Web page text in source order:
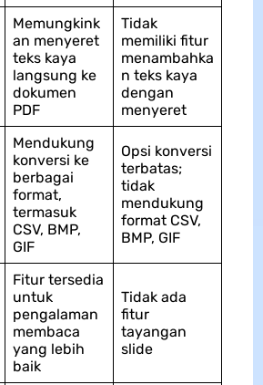
Memungkink
an menyeret
teks kaya
langsung ke
dokumen
PDF
Tidak
memiliki fitur
menambahka
n teks kaya
dengan
menyeret
Mendukung
konversi ke
berbagai
format,
termasuk
CSV, BMP,
GIF
Opsi konversi
terbatas;
tidak
mendukung
format CSV,
BMP, GIF
Fitur tersedia
untuk
pengalaman
membaca
yang lebih
baik
Tidak ada
fitur
tayangan
slide